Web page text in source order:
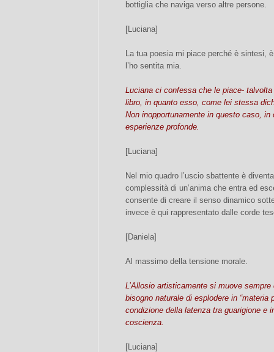
bottiglia che naviga verso altre persone.
[Luciana]
La tua poesia mi piace perché è sintesi,
l’ho sentita mia.
Luciana ci confessa che le piace-
libro, in quanto esso, come lei stessa
Non inopportunamente in questo caso,
esperienze profonde.
[Luciana]
Nel mio quadro l’uscio sbattente è
complessità di un’anima che entra ed
consente di creare il senso dinamico
invece è qui rappresentato dalle corde
[Daniela]
Al massimo della tensione morale.
L’Allosio artisticamente si muove
bisogno naturale di esplodere in “materia
condizione della latenza tra guarigione e
coscienza.
[Luciana]